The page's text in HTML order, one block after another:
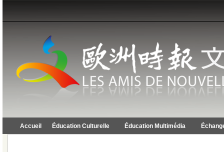
Accueil Éducation Culturelle Éducation Multimédia